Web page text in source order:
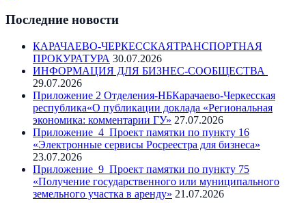
Последние новости
КАРАЧАЕВО-ЧЕРКЕССКАЯТРАНСПОРТНАЯ
ПРОКУРАТУРА 30.07.2026
ИНФОРМАЦИЯ ДЛЯ БИЗНЕС-СООБЩЕСТВА
29.07.2026
Приложение 2 Отделения-НБКарачаево-Черкесская
республика«О публикации доклада «Региональная
экономика: комментарии ГУ» 27.07.2026
Приложение_4_Проект памятки по пункту 16
«Электронные сервисы Росреестра для бизнеса»
23.07.2026
Приложение_9_Проект памятки по пункту 75
«Получение государственного или муниципального
земельного участка в аренду» 21.07.2026